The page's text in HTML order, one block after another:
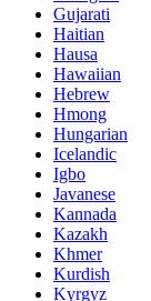
Gujarati
Haitian
Hausa
Hawaiian
Hebrew
Hmong
Hungarian
Icelandic
Igbo
Javanese
Kannada
Kazakh
Khmer
Kurdish
Kyrgyz